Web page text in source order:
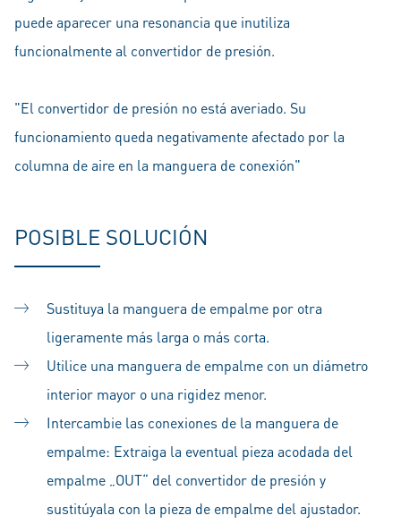
puede aparecer una resonancia que inutiliza
funcionalmente al convertidor de presión.
"El convertidor de presión no está averiado. Su
funcionamiento queda negativamente afectado por la
columna de aire en la manguera de conexión"
POSIBLE SOLUCIÓN
Sustituya la manguera de empalme por otra
ligeramente más larga o más corta.
Utilice una manguera de empalme con un diámetro
interior mayor o una rigidez menor.
Intercambie las conexiones de la manguera de
empalme: Extraiga la eventual pieza acodada del
empalme „OUT“ del convertidor de presión y
sustitúyala con la pieza de empalme del ajustador.